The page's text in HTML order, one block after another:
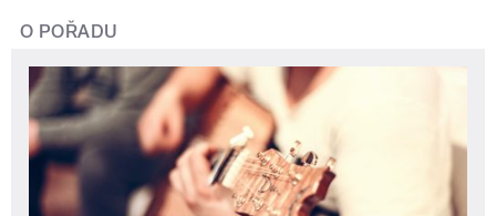
O POŘADU